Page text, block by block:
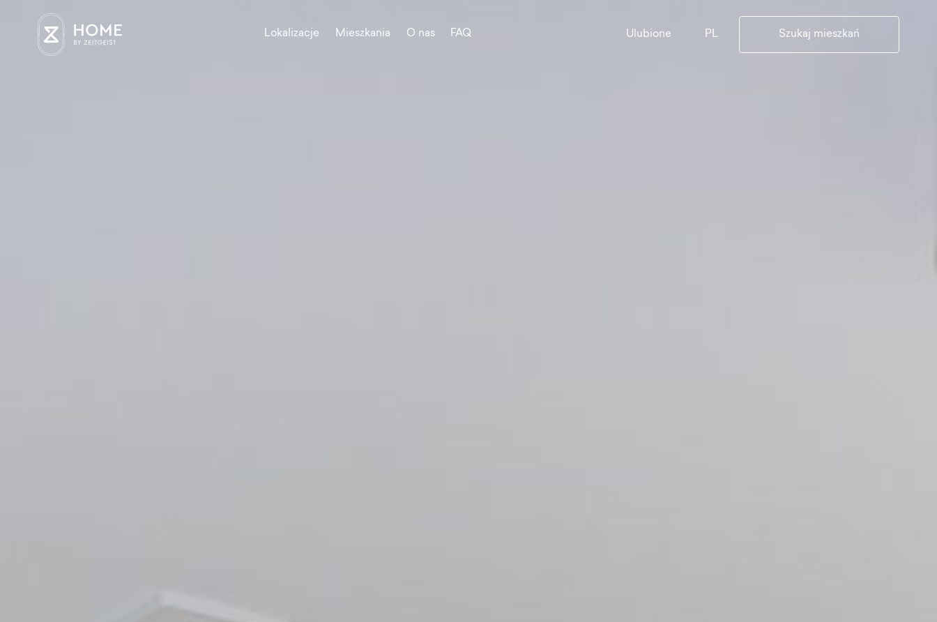
Lokalizacje Mieszkania O nas FAQ Ulubione PL Szukaj mieszkań